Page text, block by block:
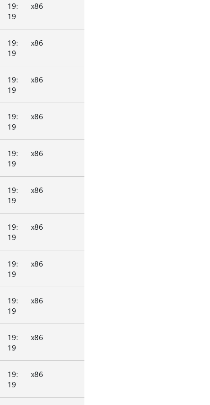
19:
19
x86
19:
19
x86
19:
19
x86
19:
19
x86
19:
19
x86
19:
19
x86
19:
19
x86
19:
19
x86
19:
19
x86
19:
19
x86
19:
19
x86